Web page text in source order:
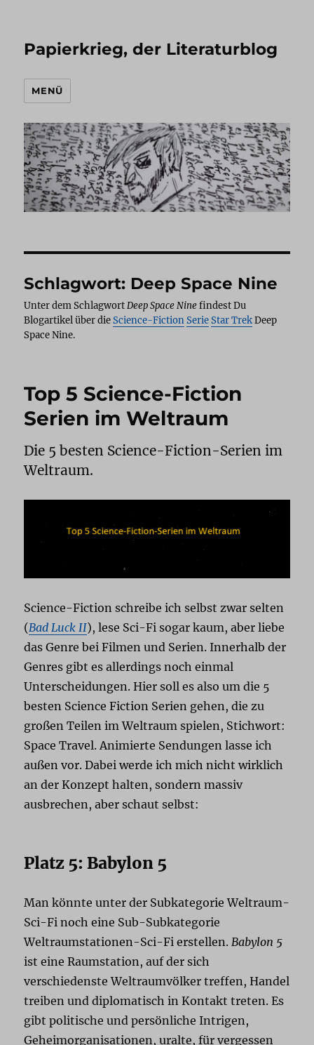
Papierkrieg, der Literaturblog
MENÜ
Schlagwort: Deep Space Nine
Unter dem SchlagwortDeep Space Ninefindest Du
Blogartikel über dieScience-Fiction Serie Star TrekDeep
Space Nine.
Top 5 Science-Fiction
Serien im Weltraum
Die 5 besten Science-Fiction-Serien im
Weltraum.
Science-Fiction schreibe ich selbst zwar selten
(Bad Luck II), lese Sci-Fi sogar kaum, aber liebe
das Genre bei Filmen und Serien. Innerhalb der
Genres gibt es allerdings noch einmal
Unterscheidungen. Hier soll es also um die 5
besten Science Fiction Serien gehen, die zu
großen Teilen im Weltraum spielen, Stichwort:
Space Travel. Animierte Sendungen lasse ich
außen vor. Dabei werde ich mich nicht wirklich
an der Konzept halten, sondern massiv
ausbrechen, aber schaut selbst:
Platz 5: Babylon 5
Man könnte unter der Subkategorie Weltraum-
Sci-Fi noch eine Sub-Subkategorie
Weltraumstationen-Sci-Fi erstellen.Babylon 5
ist eine Raumstation, auf der sich
verschiedenste Weltraumvölker treffen, Handel
treiben und diplomatisch in Kontakt treten. Es
gibt politische und persönliche Intrigen,
Geheimorganisationen, uralte, für vergessen